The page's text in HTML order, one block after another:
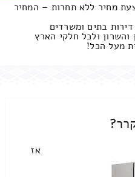
מחיר ללא תחרות – המחיר
בתים ומשרדים
ולכל חלקי הארץ
מעל הכל!
אז